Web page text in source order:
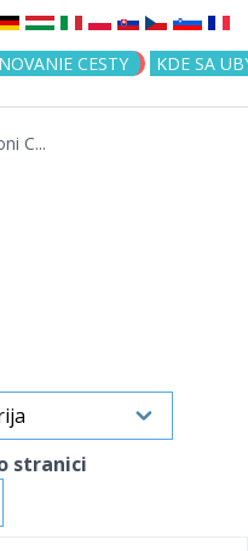
CESTY KDE SA
C...
stranici